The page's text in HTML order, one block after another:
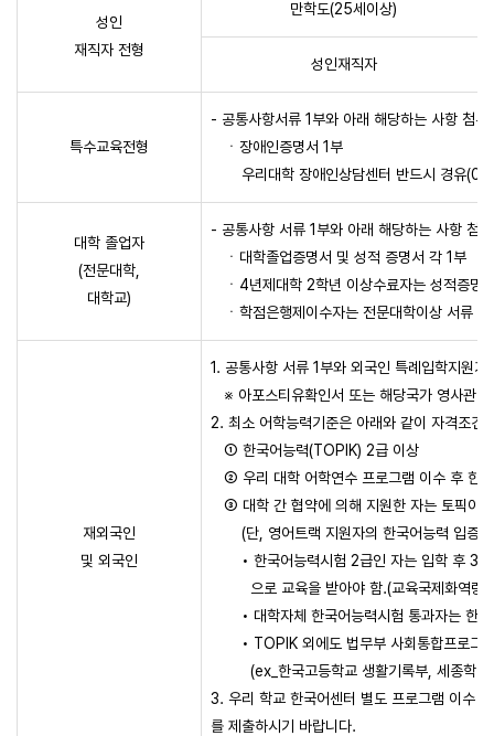
성인
재직자 전형
만학도(25세이상)
성인재직자
특수교육전형
- 공통사항서류 1부와 아래 해당하는 사항 첨부.
ㆍ장애인증명서 1부
우리대학 장애인상담센터 반드시 경유
대학 졸업자
(전문대학,
대학교)
- 공통사항 서류 1부와 아래 해당하는 사항 첨
ㆍ대학졸업증명서 및 성적 증명서 각 1부
ㆍ4년제대학 2학년 이상수료자는 성적증명
ㆍ학점은행제이수자는 전문대학이상 서류
재외국인
및 외국인
1. 공통사항 서류 1부와 외국인 특례입학지원
※ 아포스티유확인서 또는 해당국가 영사관
2. 최소 어학능력기준은 아래와 같이 자격조건
① 한국어능력(TOPIK) 2급 이상
② 우리 대학 어학연수 프로그램 이수 후 한
③ 대학 간 협약에 의해 지원한 자는 토픽이
(단, 영어트랙 지원자의 한국어능력 입증은
• 한국어능력시험 2급인 자는 입학 후 3급
으로 교육을 받아야 함.(교육국제화역량 인
• 대학자체 한국어능력시험 통과자는 한국
• TOPIK 외에도 법무부 사회통합프로그램
(ex_한국고등학교 생활기록부, 세종학당
3. 우리 학교 한국어센터 별도 프로그램 이수
를 제출하시기 바랍니다.